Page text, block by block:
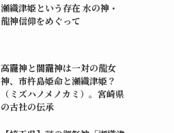
瀬織津姫という存在 水の神・
龍神信仰をめぐって
高龗神と闇龗神は一対の龍女
神、市杵島姫命と瀬織津姫？
（ミズハノメノカミ）。宮崎県
の古社の伝承